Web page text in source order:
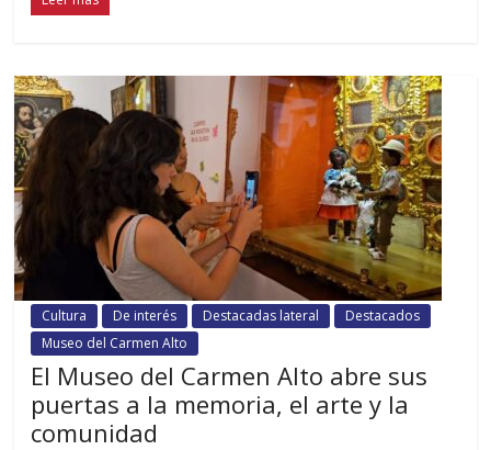
Cultura De interés Destacadas lateral
Destacados
Museo del Carmen Alto
El Museo del Carmen Alto abre sus
puertas a la memoria, el arte y la
comunidad